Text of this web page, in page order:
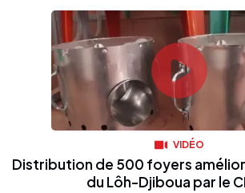
VIDÉO
Distribution de 500 foyers
du Lôh-Djiboua par le